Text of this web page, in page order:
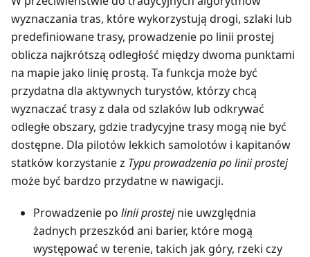
wyznaczania tras, które wykorzystują drogi, szlaki lub
predefiniowane trasy, prowadzenie po linii prostej
oblicza najkrótszą odległość między dwoma punktami
na mapie jako linię prostą. Ta funkcja może być
przydatna dla aktywnych turystów, którzy chcą
wyznaczać trasy z dala od szlaków lub odkrywać
odległe obszary, gdzie tradycyjne trasy mogą nie być
dostępne. Dla pilotów lekkich samolotów i kapitanów
statków korzystanie z Typu prowadzenia po linii prostej
może być bardzo przydatne w nawigacji.
Prowadzenie po linii prostejnie uwzględnia
żadnych przeszkód ani barier, które mogą
występować w terenie, takich jak góry, rzeki czy